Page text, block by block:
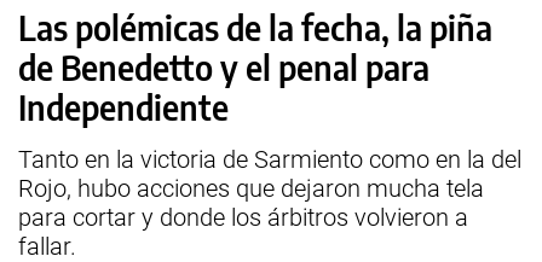
Las polémicas de la fecha, la piña
de Benedetto y el penal para
Independiente
Tanto en la victoria de Sarmiento como en la del
Rojo, hubo acciones que dejaron mucha tela
para cortar y donde los árbitros volvieron a
fallar.